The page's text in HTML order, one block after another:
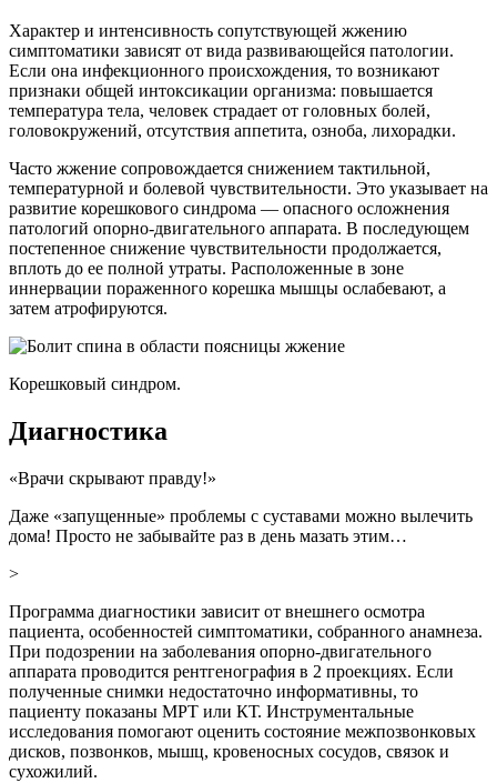
Характер и интенсивность сопутствующей жжению
симптоматики зависят от вида развивающейся патологии.
Если она инфекционного происхождения, то возникают
признаки общей интоксикации организма: повышается
температура тела, человек страдает от головных болей,
головокружений, отсутствия аппетита, озноба, лихорадки.
Часто жжение сопровождается снижением тактильной,
температурной и болевой чувствительности. Это указывает на
развитие корешкового синдрома — опасного осложнения
патологий опорно-двигательного аппарата. В последующем
постепенное снижение чувствительности продолжается,
вплоть до ее полной утраты. Расположенные в зоне
иннервации пораженного корешка мышцы ослабевают, а
затем атрофируются.
Корешковый синдром.
Диагностика
«Врачи скрывают правду!»
Даже «запущенные» проблемы с суставами можно вылечить
дома! Просто не забывайте раз в день мазать этим…
>
Программа диагностики зависит от внешнего осмотра
пациента, особенностей симптоматики, собранного анамнеза.
При подозрении на заболевания опорно-двигательного
аппарата проводится рентгенография в 2 проекциях. Если
полученные снимки недостаточно информативны, то
пациенту показаны МРТ или КТ. Инструментальные
исследования помогают оценить состояние межпозвонковых
дисков, позвонков, мышц, кровеносных сосудов, связок и
сухожилий.